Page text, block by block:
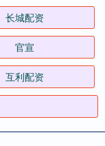
长城配资
官宣
互利配资